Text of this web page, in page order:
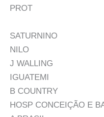
PROT
SATURNINO
NILO
J WALLING
IGUATEMI
B COUNTRY
HOSP CONCEIÇÃO E